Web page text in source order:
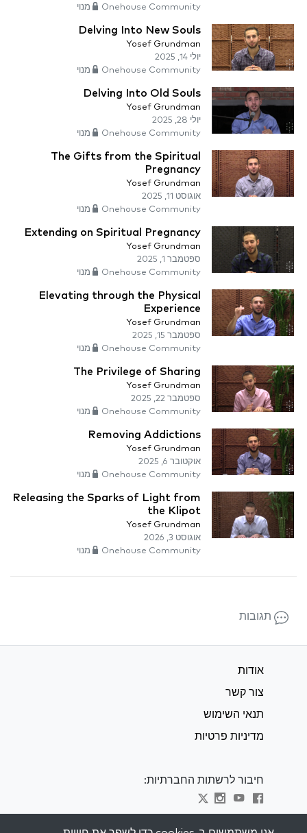
Onehouse Community מנוי
Delving Into New Souls
Yosef Grundman
יולי 14, 2025
Onehouse Community מנוי
Delving Into Old Souls
Yosef Grundman
יולי 28, 2025
Onehouse Community מנוי
The Gifts from the Spiritual
Pregnancy
Yosef Grundman
אוגוסט 11, 2025
Onehouse Community מנוי
Extending on Spiritual Pregnancy
Yosef Grundman
ספטמבר 1, 2025
Onehouse Community מנוי
Elevating through the Physical
Experience
Yosef Grundman
ספטמבר 15, 2025
Onehouse Community מנוי
The Privilege of Sharing
Yosef Grundman
ספטמבר 22, 2025
Onehouse Community מנוי
Removing Addictions
Yosef Grundman
אוקטובר 6, 2025
Onehouse Community מנוי
Releasing the Sparks of Light from
the Klipot
Yosef Grundman
אוגוסט 3, 2026
Onehouse Community מנוי
תגובות
אודות
צור קשר
תנאי השימוש
מדיניות פרטיות
חיבור לרשתות החברתיות: